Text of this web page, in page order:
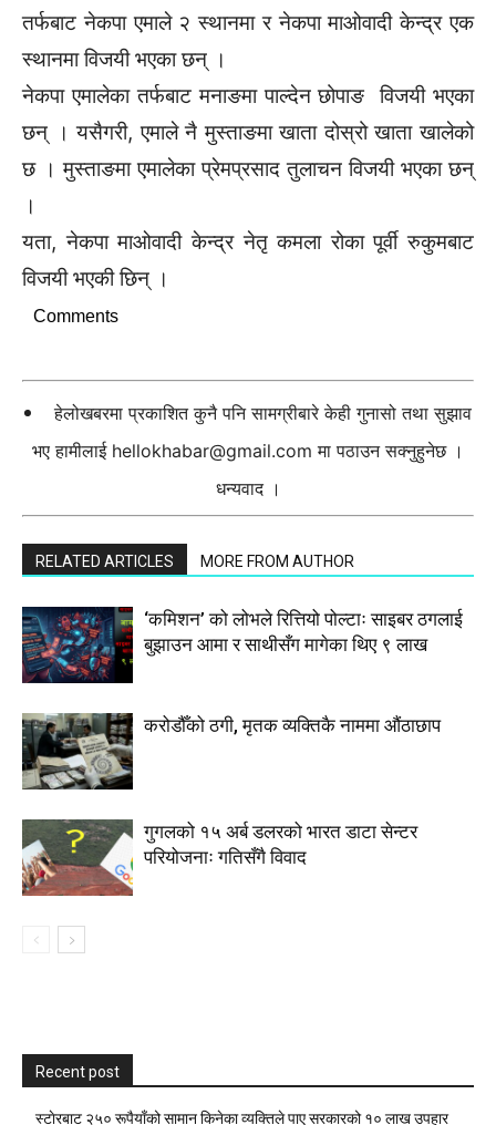
तर्फबाट नेकपा एमाले २ स्थानमा र नेकपा माओवादी केन्द्र एक
स्थानमा विजयी भएका छन् ।
नेकपा एमालेका तर्फबाट मनाङमा पाल्देन छोपाङ विजयी भएका
छन् । यसैगरी, एमाले नै मुस्ताङमा खाता दोस्रो खाता खालेको
छ । मुस्ताङमा एमालेका प्रेमप्रसाद तुलाचन विजयी भएका छन्
।
यता, नेकपा माओवादी केन्द्र नेतृ कमला रोका पूर्वी रुकुमबाट
विजयी भएकी छिन् ।
Comments
हेलोखबरमा प्रकाशित कुनै पनि सामग्रीबारे केही गुनासो तथा सुझाव
भए हामीलाई hellokhabar@gmail.com मा पठाउन सक्नुहुनेछ ।
धन्यवाद ।
RELATED ARTICLES MORE FROM AUTHOR
‘कमिशन’ को लोभले रित्तियो पोल्टाः साइबर ठगलाई
बुझाउन आमा र साथीसँग मागेका थिए ९ लाख
करोडौँको ठगी, मृतक व्यक्तिकै नाममा औंठाछाप
गुगलको १५ अर्ब डलरको भारत डाटा सेन्टर
परियोजनाः गतिसँगै विवाद
Recent post
स्टाेरबाट २५० रूपैयाँको सामान किनेका व्यक्तिले पाए सरकारको १० लाख उपहार